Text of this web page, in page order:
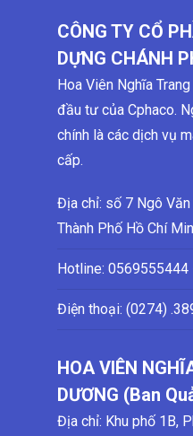
CÔNG TY CỔ
DỰNG CHÁNH
Hoa Viên Nghĩa
đầu tư của Cphaco.
chính là các dịch vụ
cấp.
Địa chỉ: số 7 Ngô
Thành Phố Hồ Chí
Hotline: 0569555444
Điện thoại: (0274)
HOA VIÊN
DƯƠNG (Ban
Địa chỉ: Khu phố 1B,